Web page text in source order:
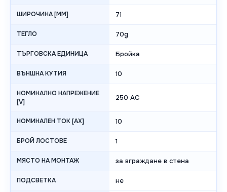
ШИРОЧИНА [MM] 71
ТЕГЛО 70g
ТЪРГОВСКА ЕДИНИЦА Бройка
ВЪНШНА КУТИЯ 10
НОМИНАЛНО НАПРЕЖЕНИЕ
[V]
250 AC
НОМИНАЛЕН ТОК [AX] 10
БРОЙ ЛОСТОВЕ 1
МЯСТО НА МОНТАЖ за вграждане в стена
ПОДСВЕТКА не